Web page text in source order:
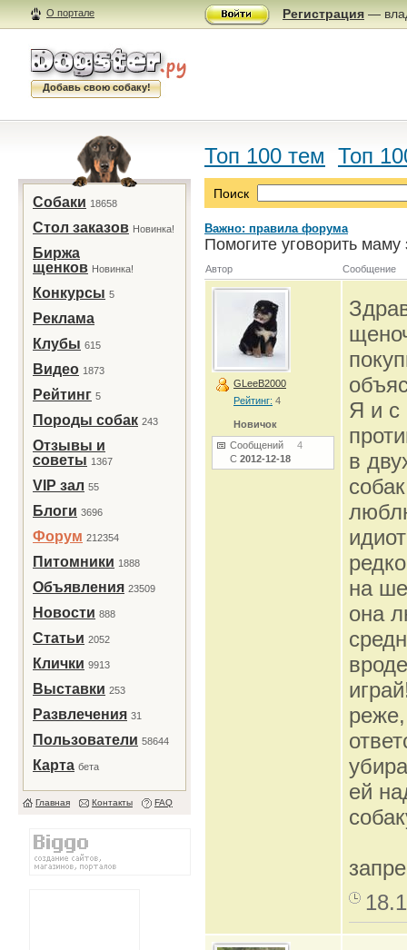
О портале Регистрация —
Добавь свою собаку!
Собаки 18658
Стол заказов Новинка!
Биржа
щенков Новинка!
Конкурсы 5
Реклама
Клубы 615
Видео 1873
Рейтинг 5
Породы собак 243
Отзывы и
советы 1367
VIP зал 55
Блоги 3696
Форум 212354
Питомники 1888
Объявления 23509
Новости 888
Статьи 2052
Клички 9913
Выставки 253
Развлечения 31
Пользователи 58644
Карта бета
Главная Контакты FAQ
Топ 100 тем Топ
Поиск
Важно: правила форума
Помогите уговорить маму
Автор Сообщение
GLeeB2000
Рейтинг: 4
Новичок
Сообщений 4
С 2012-12-18
Я и с
в
на
она
ей